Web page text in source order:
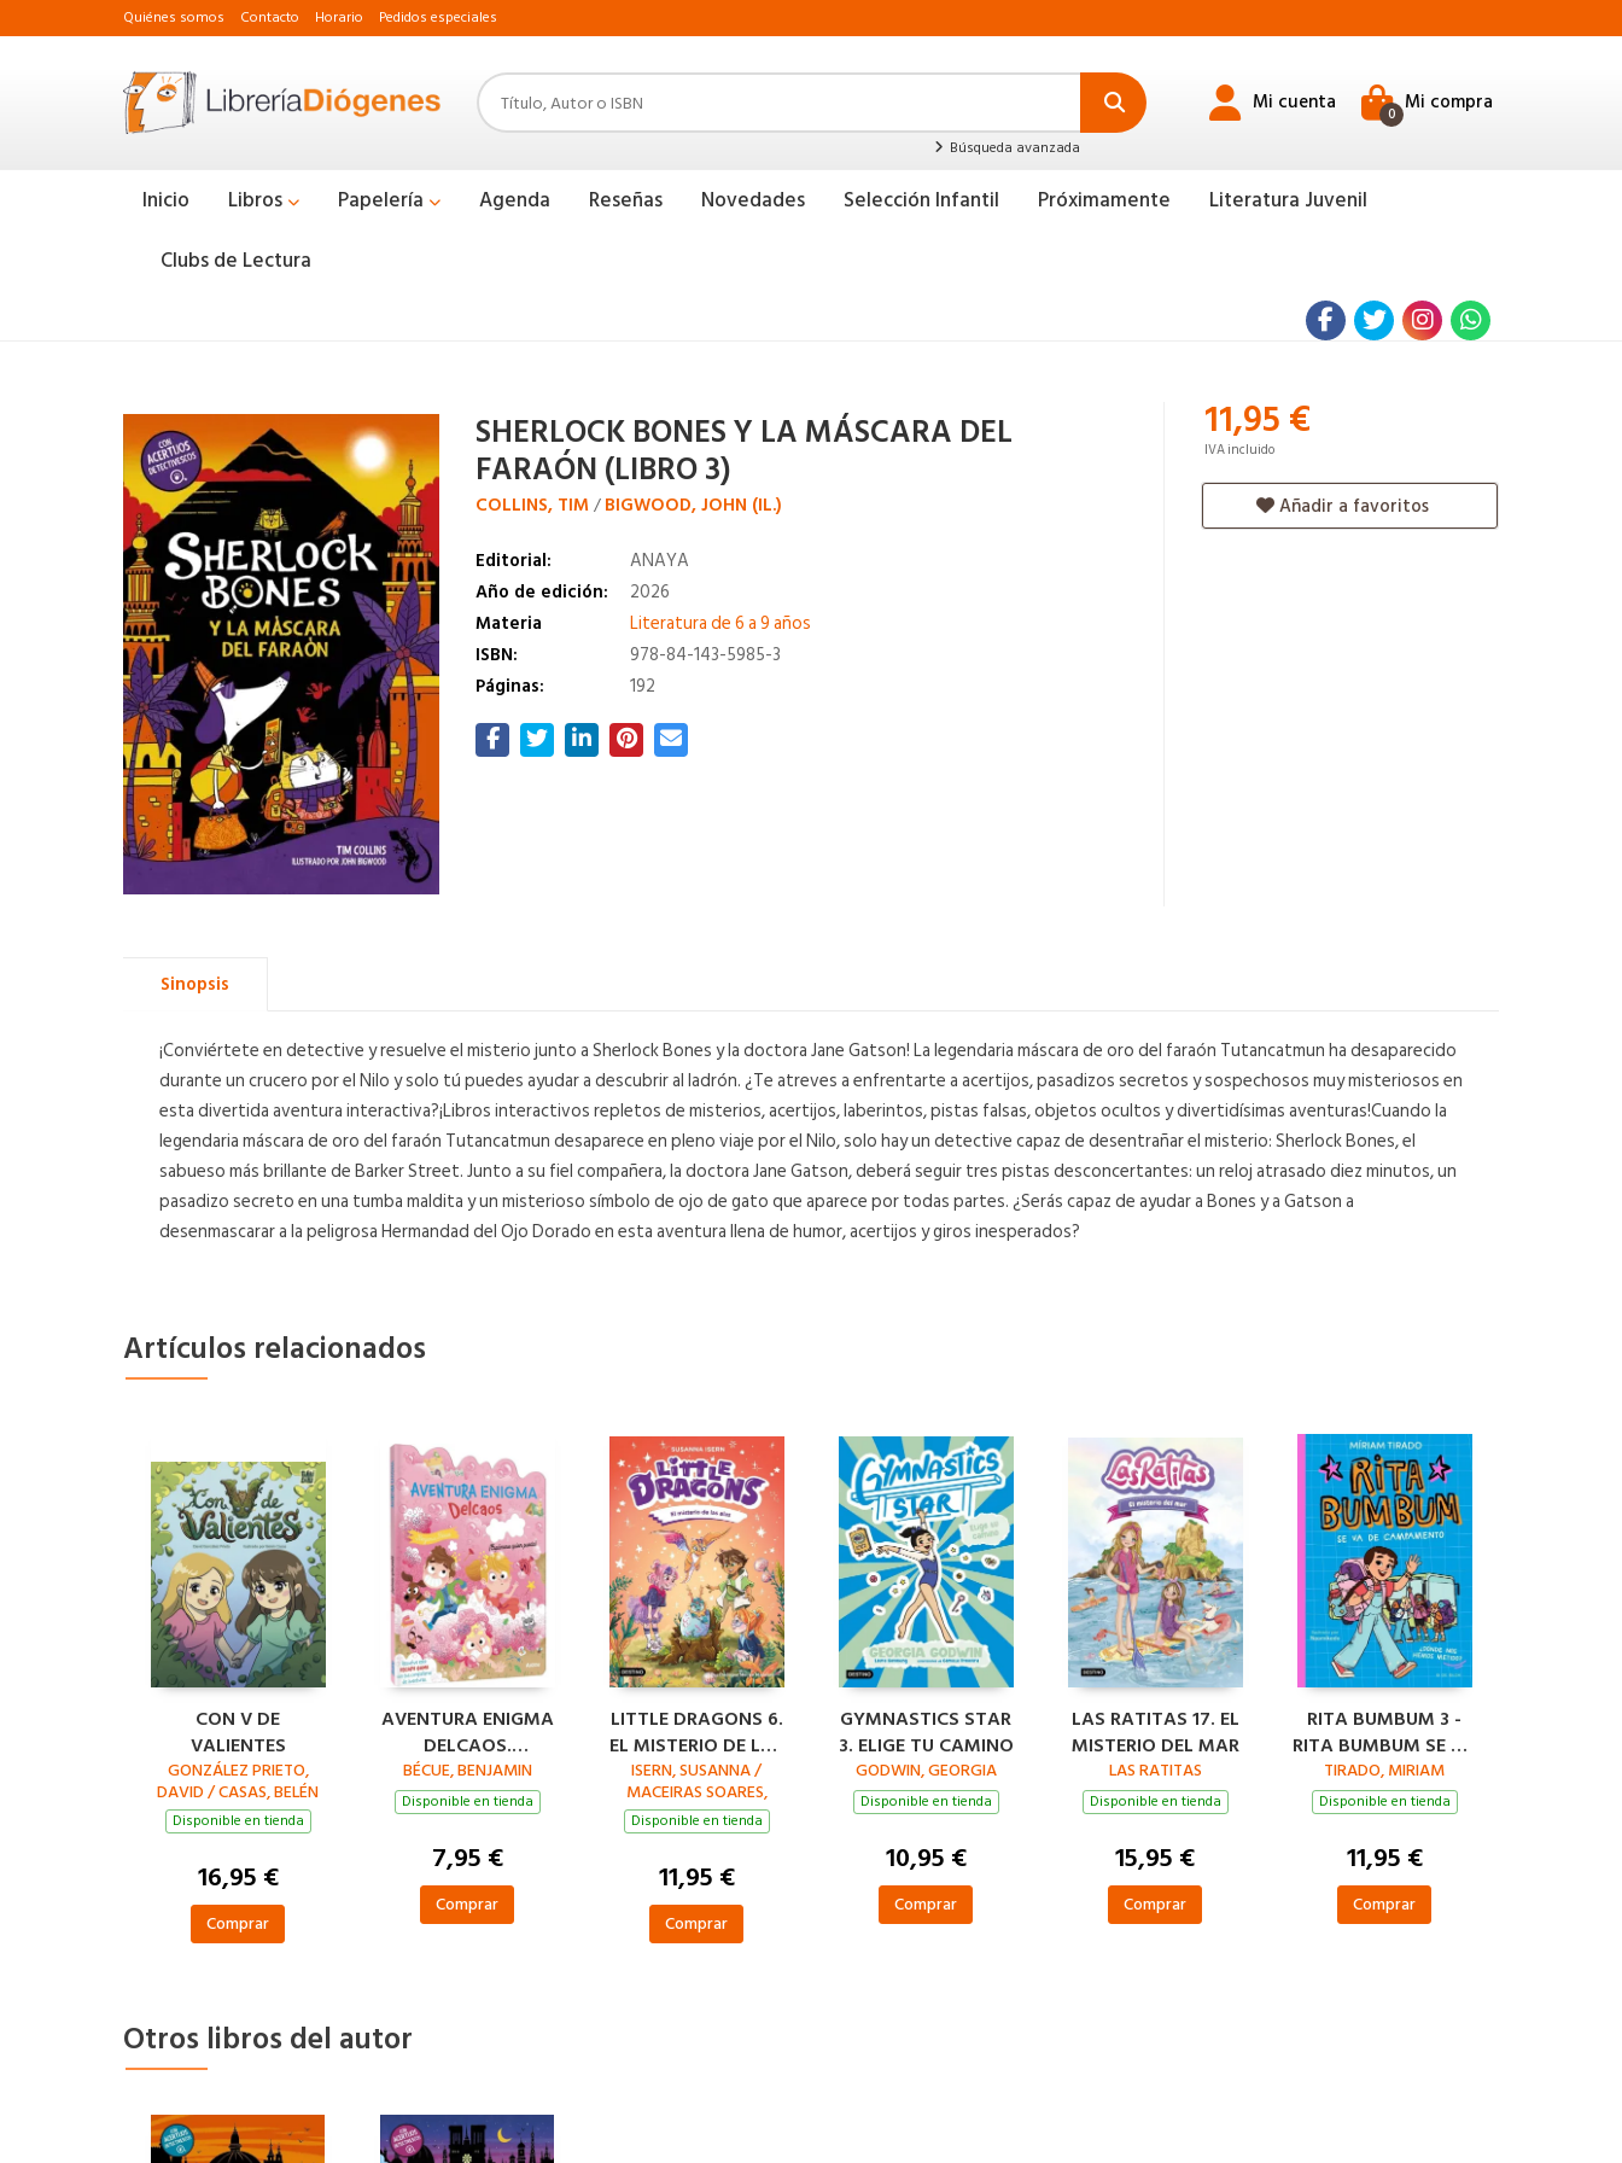
Quiénes somos Contacto Horario Pedidos especiales
Búsqueda avanzada
Mi cuenta Mi compra
0
Inicio Libros Papelería Agenda Reseñas Novedades Selección Infantil Próximamente
Literatura Juvenil
Clubs de Lectura
SHERLOCK BONES Y LA MÁSCARA DEL
FARAÓN (LIBRO 3)
COLLINS, TIM/BIGWOOD, JOHN (IL.)
Editorial:
ANAYA
Año de edición:
2026
Materia
Literatura de 6 a 9 años
ISBN:
978-84-143-5985-3
Páginas:
192
11,95 €
IVA incluido
Añadir a favoritos
Sinopsis
¡Conviértete en detective y resuelve el misterio junto a Sherlock Bones y la doctora Jane Gatson! La legendaria máscara de oro del faraón Tutancatmun ha desaparecido
durante un crucero por el Nilo y solo tú puedes ayudar a descubrir al ladrón. ¿Te atreves a enfrentarte a acertijos, pasadizos secretos y sospechosos muy misteriosos en
esta divertida aventura interactiva?¡Libros interactivos repletos de misterios, acertijos, laberintos, pistas falsas, objetos ocultos y divertidísimas aventuras!Cuando la
legendaria máscara de oro del faraón Tutancatmun desaparece en pleno viaje por el Nilo, solo hay un detective capaz de desentrañar el misterio: Sherlock Bones, el
sabueso más brillante de Barker Street. Junto a su fiel compañera, la doctora Jane Gatson, deberá seguir tres pistas desconcertantes: un reloj atrasado diez minutos, un
pasadizo secreto en una tumba maldita y un misterioso símbolo de ojo de gato que aparece por todas partes. ¿Serás capaz de ayudar a Bones y a Gatson a
desenmascarar a la peligrosa Hermandad del Ojo Dorado en esta aventura llena de humor, acertijos y giros inesperados?
Artículos relacionados
CON V DE
VALIENTES
GONZÁLEZ PRIETO,
DAVID / CASAS, BELÉN
(IL.)
Disponible en tienda
16,95 €
Comprar
AVENTURA ENIGMA
DELCAOS.
¡ESPÚMESE QUIEN
PUEDA!
BÉCUE, BENJAMIN
Disponible en tienda
7,95 €
Comprar
LITTLE DRAGONS 6.
EL MISTERIO DE LAS
ALAS
ISERN, SUSANNA /
MACEIRAS SOARES,
MELISA (IL.)
Disponible en tienda
11,95 €
Comprar
GYMNASTICS STAR
3. ELIGE TU CAMINO
GODWIN, GEORGIA
Disponible en tienda
10,95 €
Comprar
LAS RATITAS 17. EL
MISTERIO DEL MAR
LAS RATITAS
Disponible en tienda
15,95 €
Comprar
RITA BUMBUM 3 -
RITA BUMBUM SE VA
DE CAMPAMENTO
TIRADO, MIRIAM
Disponible en tienda
11,95 €
Comprar
Otros libros del autor